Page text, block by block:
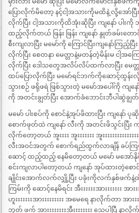
ပြောလိုက်မိတော့ နင့်ငါ့အသားကိုမထိနဲ့ လို့အော်ပ
လိုက်ပြီး ငါ့အသားကိုထိအုံးဆိုပြီး ကျနော် ပါ
ထည့်လိုက်တယ် ဖြန်း ဖြန်း ကျနော် နွုတ်ခမ်းတ
စီးကျလာပြီး မမော်ကို ကြောင်ပြီးကျနော်က
လိုက်ပြီး စေတနာ မေတ္တာနဲ့မတန်တဲ့မိန်းမ ငါ့အက
လိုက်ပြီး ဒေါသတွေအလိပ်လိပ်ထက်လာပြီး မေတ္
ထပ်ပြောလိုက်ပြီး မမော်ရင်ဘက်ကိုဆောင့်ထွန်း
သွားစဉ် ဖရိုဖရဲ ဖြစ်သွားတဲ့ မမော်အပေါ်ကို ကျန
ကို အတင်းချွတ်ပြီး အောက်ခံဘောင်းဘီပါဆွဲချွ
မမော် ပါးစပ်ကို စောင်နဲ့အုပ်ဖိထားပြီး ကျနော် ပုဆို
စောက်ဖုတ်ထဲ ကျနော် လီးကို အတင်းဖိသွင်းပြီး
လိုက်တော့တယ် အူးးးး အူးးးးးးး အူးးးးးးးးးးးးးးးး
လီးအဝင်အတွက် စောက်ရည်ထွက်လာချိန် ခပ်ကြမ်
ဆောင့် ထည့်ထည့် နေမိတော့တယ် မမော် မအော်နို
စင်းကျလာပါတော့တယ် ကျနော် အုပ်ထားတဲ့စေ
ချိုင်းအောက်လက်လျှို့ပြီး ပခုံးကိုလက်နှစ်ဖက်နဲ့ထိန်
ကြမ်းကို ဆောင့်နေမိရင်း အီးးးးးးအားးးးးးး အားးး
ဟူးးးးးးးအားးးးးးးးး အမေရေ နာလိုက်တာ အားး
ဘွတ် ဖက် အားးးးးးးးအီးးးးးးးး သေပါပြီ နာလို